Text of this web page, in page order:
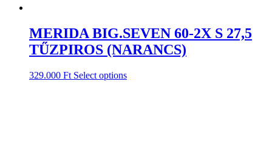
MERIDA BIG.SEVEN 60-2X S 27,5
TŰZPIROS (NARANCS)
329.000 Ft Select options